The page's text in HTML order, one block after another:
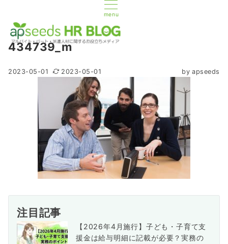
menu
434739_m
2023-05-01 2023-05-01 by apseeds
注目記事
【2026年4月施行】子ども・子育て支
援金は給与明細に記載が必要？実務の